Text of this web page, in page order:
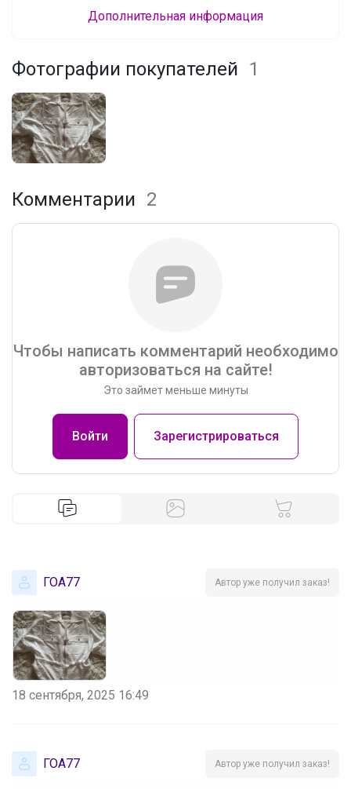
Дополнительная информация
Фотографии покупателей 1
Комментарии 2
Чтобы написать комментарий необходимо
авторизоваться на сайте!
Это займет меньше минуты
Войти Зарегистрироваться
ГОА77 Автор уже получил заказ!
18 сентября, 2025 16:49
ГОА77 Автор уже получил заказ!